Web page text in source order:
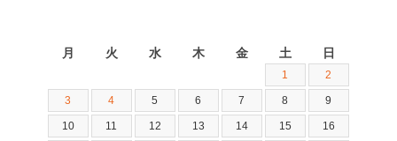
月 火 水 木 金 土 日
1 2
3 4 5 6 7 8 9
10 11 12 13 14 15 16